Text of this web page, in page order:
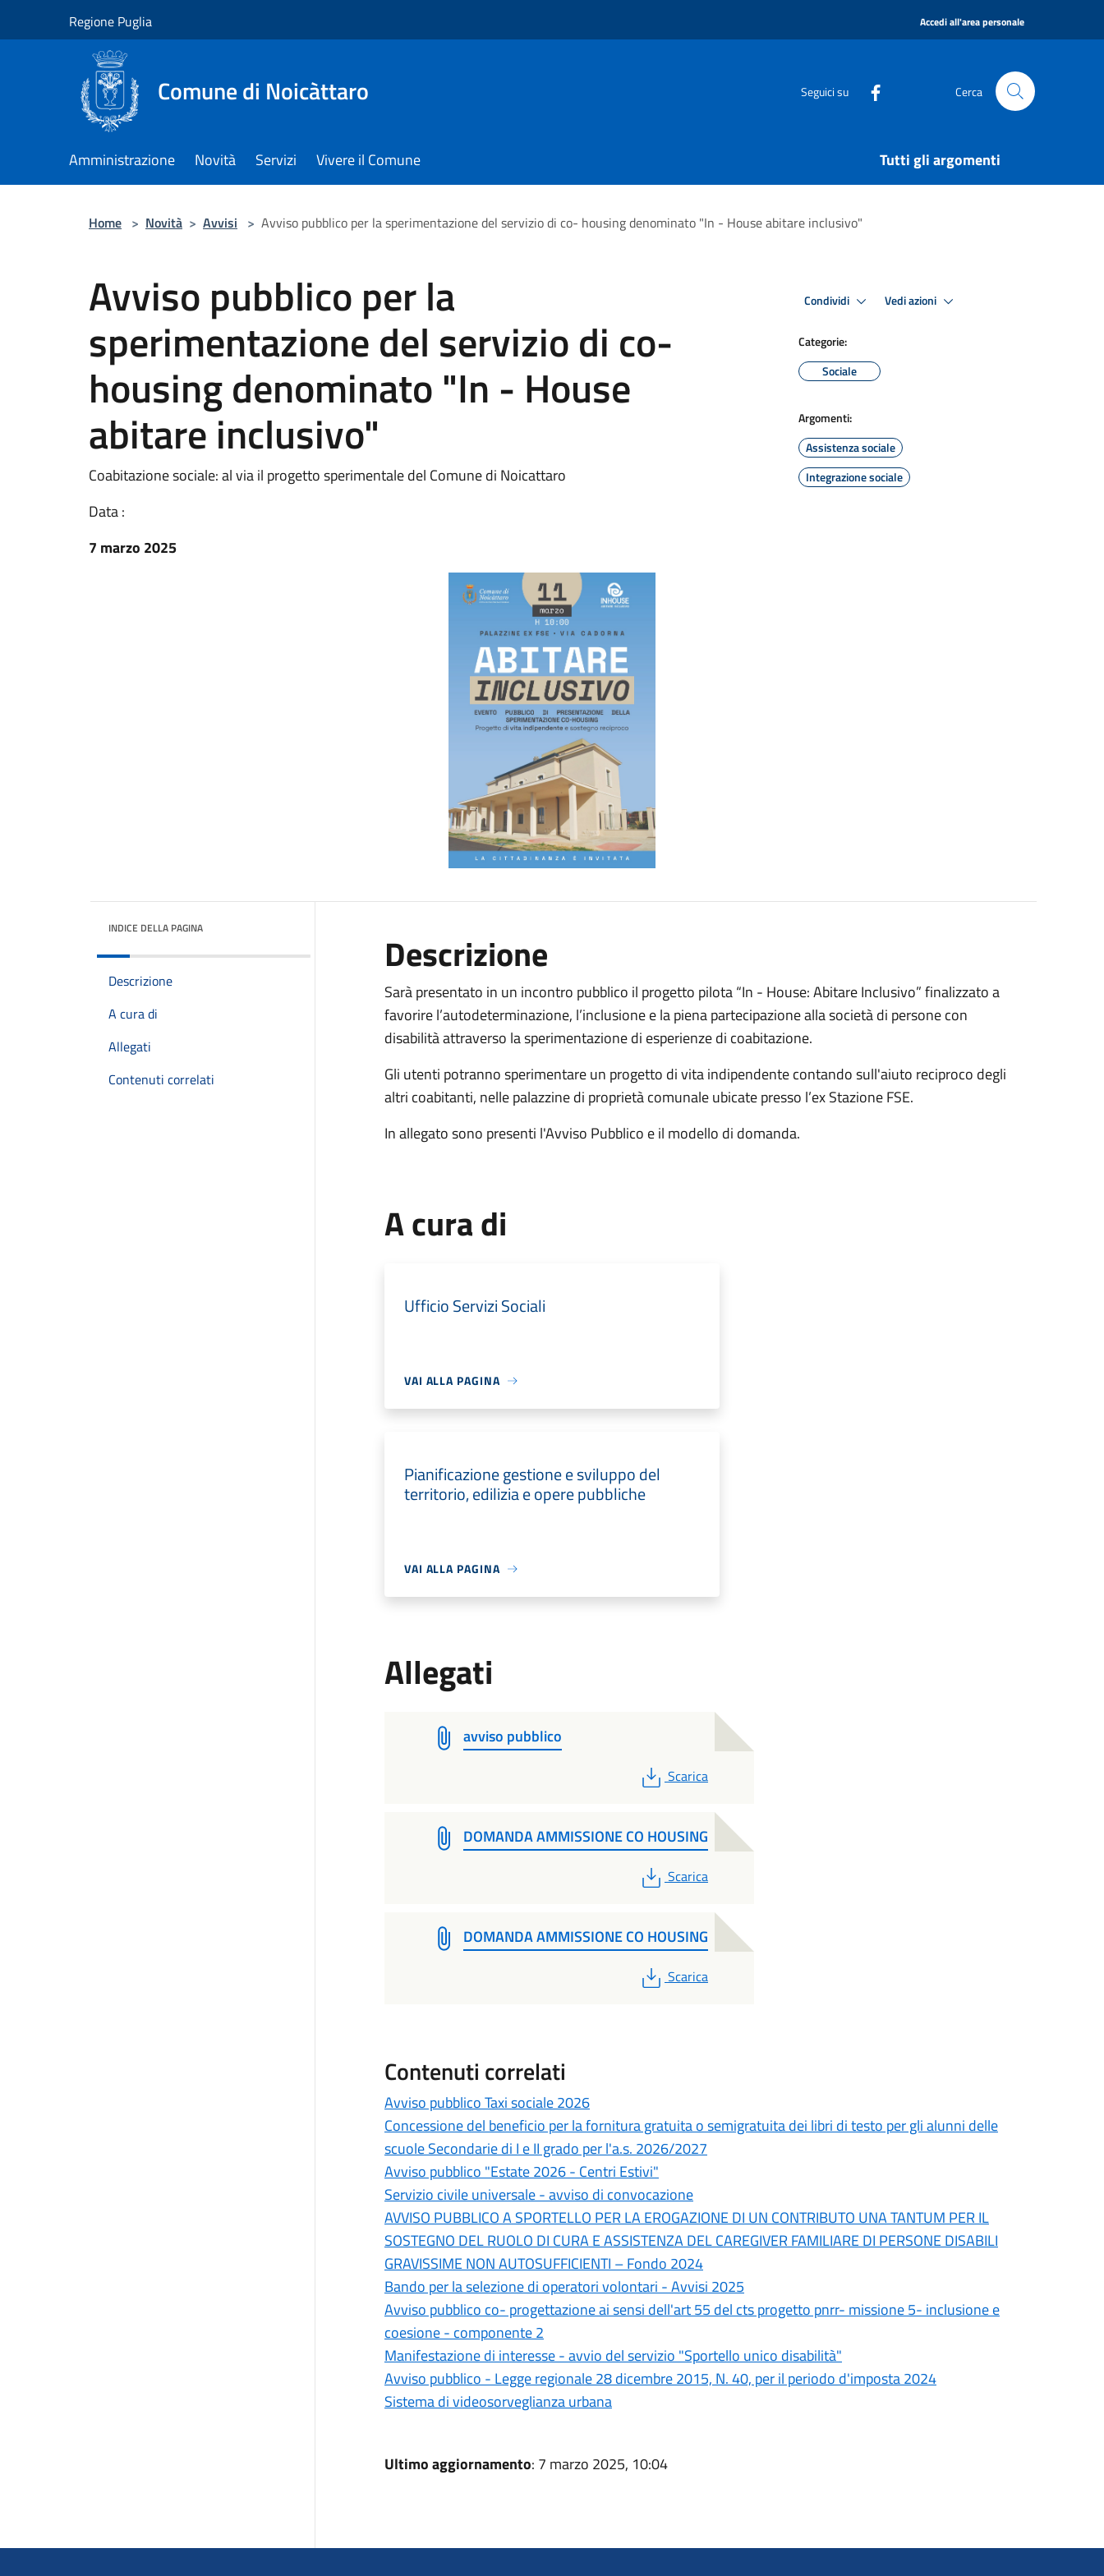
Regione Puglia Accedi all'area personale
Comune di Noicàttaro Seguici su Cerca
Amministrazione Novità Servizi Vivere il Comune Tutti gli argomenti
Home > Novità > Avvisi > Avviso pubblico per la sperimentazione del servizio di co- housing denominato "In - House abitare inclusivo"
Avviso pubblico per la
sperimentazione del servizio di co-
housing denominato "In - House
abitare inclusivo"
Coabitazione sociale: al via il progetto sperimentale del Comune di Noicattaro
Data :
7 marzo 2025
Condividi Vedi azioni
Categorie:
Sociale
Argomenti:
Assistenza sociale
Integrazione sociale
INDICE DELLA PAGINA
Descrizione
A cura di
Allegati
Contenuti correlati
Descrizione
Sarà presentato in un incontro pubblico il progetto pilota “In - House: Abitare Inclusivo” finalizzato a
favorire l’autodeterminazione, l’inclusione e la piena partecipazione alla società di persone con
disabilità attraverso la sperimentazione di esperienze di coabitazione.
Gli utenti potranno sperimentare un progetto di vita indipendente contando sull'aiuto reciproco degli
altri coabitanti, nelle palazzine di proprietà comunale ubicate presso l’ex Stazione FSE.
In allegato sono presenti l'Avviso Pubblico e il modello di domanda.
A cura di
Ufficio Servizi Sociali
VAI ALLA PAGINA
Pianificazione gestione e sviluppo del
territorio, edilizia e opere pubbliche
VAI ALLA PAGINA
Allegati
avviso pubblico
PDF
Scarica
DOMANDA AMMISSIONE CO HOUSING
PDF
Scarica
DOMANDA AMMISSIONE CO HOUSING
PDF
Scarica
Contenuti correlati
Avviso pubblico Taxi sociale 2026
Concessione del beneficio per la fornitura gratuita o semigratuita dei libri di testo per gli alunni delle
scuole Secondarie di I e II grado per l'a.s. 2026/2027
Avviso pubblico "Estate 2026 - Centri Estivi"
Servizio civile universale - avviso di convocazione
AVVISO PUBBLICO A SPORTELLO PER LA EROGAZIONE DI UN CONTRIBUTO UNA TANTUM PER IL
SOSTEGNO DEL RUOLO DI CURA E ASSISTENZA DEL CAREGIVER FAMILIARE DI PERSONE DISABILI
GRAVISSIME NON AUTOSUFFICIENTI – Fondo 2024
Bando per la selezione di operatori volontari - Avvisi 2025
Avviso pubblico co- progettazione ai sensi dell'art 55 del cts progetto pnrr- missione 5- inclusione e
coesione - componente 2
Manifestazione di interesse - avvio del servizio "Sportello unico disabilità"
Avviso pubblico - Legge regionale 28 dicembre 2015, N. 40, per il periodo d'imposta 2024
Sistema di videosorveglianza urbana
Ultimo aggiornamento: 7 marzo 2025, 10:04